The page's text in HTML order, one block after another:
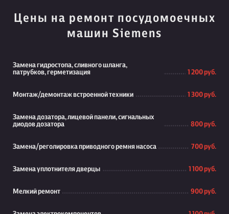
Цены на ремонт посудомоечных
машин Siemens
Замена гидростопа, сливного шланга,
патрубков, герметизация
1 200 руб.
Монтаж/демонтаж встроенной техники 1 300 руб.
Замена дозатора, лицевой панели, сигнальных
диодов дозатора
800 руб.
Замена/реголировка приводного ремня насоса 700 руб.
Замена уплотнителя дверцы 1 100 руб.
Мелкий ремонт 900 руб.